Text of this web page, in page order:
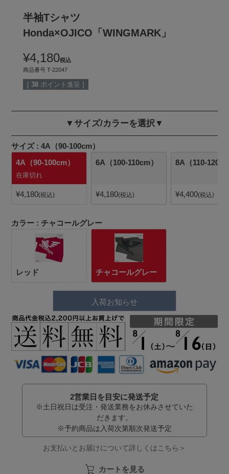
半袖Tシャツ
Honda×OJICO「WINGMARK」
¥4,180税込
商品番号 T-22047
[ 38 ポイント進呈 ]
▼サイズ/カラーを選択▼
サイズ
4A（90-100cm）
4A（90-100cm）
在庫切れ
¥4,180 税込
6A（100-110cm）
¥4,180 税込
8A（110-
¥4,400 税込
カラー チャコールグレー
レッド チャコールグレー
入荷お知らせ
2営業日を目安に発送予定
※土日祝日は受注・発送業務をお休みさせていた
だきます。
※予約商品は入荷次第順次発送予定
お支払いとお届けについて詳しくはこちら＞
カートを見る